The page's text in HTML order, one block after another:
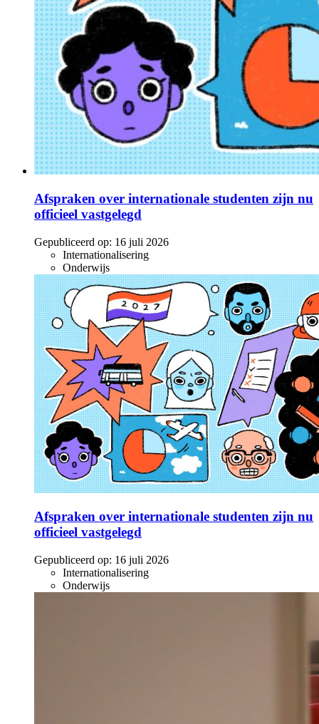
Afspraken over internationale studenten zijn nu
officieel vastgelegd
Gepubliceerd op: 16 juli 2026
Internationalisering
Onderwijs
Afspraken over internationale studenten zijn nu
officieel vastgelegd
Gepubliceerd op: 16 juli 2026
Internationalisering
Onderwijs